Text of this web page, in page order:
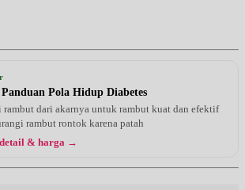
Pola Hidup Diabetes
rambut dari akarnya untuk rambut kuat dan efektif
rambut rontok karena patah
& harga →